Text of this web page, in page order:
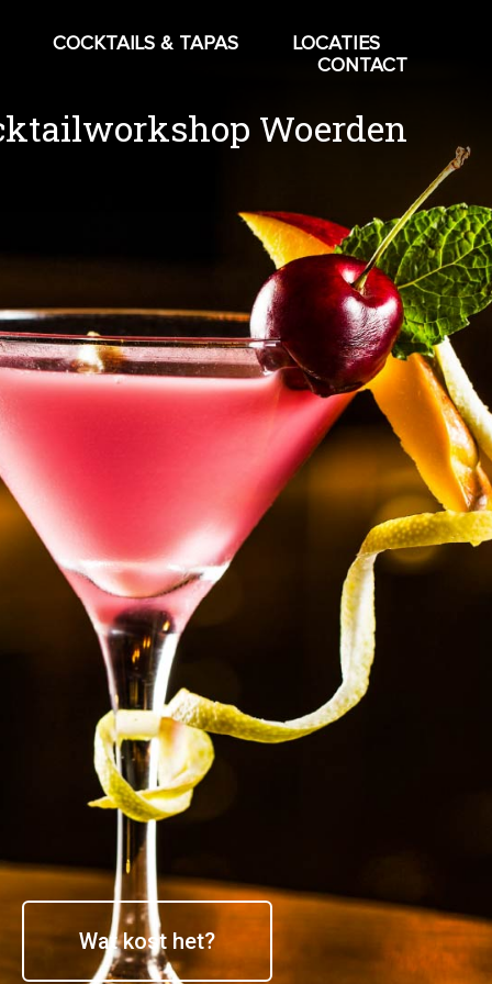
COCKTAILS & TAPAS
LOCATIES
CONTACT
Woerden
Wat kost het?